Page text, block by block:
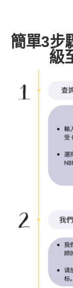
簡單3步
級